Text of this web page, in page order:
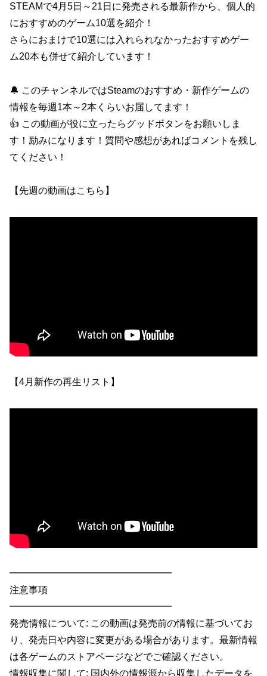
STEAMで4月5日～21日に発売される最新作から、個人的
におすすめのゲーム10選を紹介！
さらにおまけで10選には入れられなかったおすすめゲー
ム20本も併せて紹介しています！
🔔 このチャンネルではSteamのおすすめ・新作ゲームの
情報を毎週1本～2本くらいお届してます！
👍 この動画が役に立ったらグッドボタンをお願いしま
す！励みになります！質問や感想があればコメントを残し
てください！
【先週の動画はこちら】
【4月新作の再生リスト】
━━━━━━━━━━━━━━━━━
注意事項
━━━━━━━━━━━━━━━━━
発売情報について: この動画は発売前の情報に基づいてお
り、発売日や内容に変更がある場合があります。最新情報
は各ゲームのストアページなどでご確認ください。
情報収集に関して: 国内外の情報源から収集したデータを